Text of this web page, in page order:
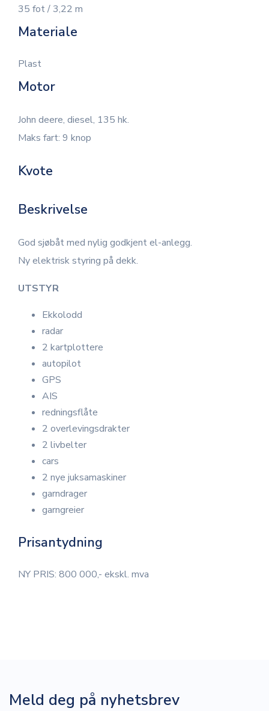
35 fot / 3,22 m
Materiale
Plast
Motor
John deere, diesel, 135 hk.
Maks fart: 9 knop
Kvote
Beskrivelse
God sjøbåt med nylig godkjent el-anlegg.
Ny elektrisk styring på dekk.
UTSTYR
Ekkolodd
radar
2 kartplottere
autopilot
GPS
AIS
redningsflåte
2 overlevingsdrakter
2 livbelter
cars
2 nye juksamaskiner
garndrager
garngreier
Prisantydning
NY PRIS: 800 000,- ekskl. mva
Meld deg på nyhetsbrev